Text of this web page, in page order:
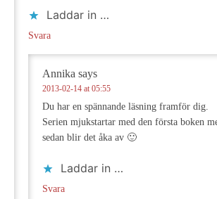
Laddar in …
Svara
Annika says
2013-02-14 at 05:55
Du har en spännande läsning framför dig.
Serien mjukstartar med den första boken
sedan blir det åka av 🙂
Laddar in …
Svara